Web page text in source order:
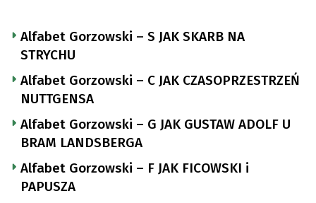
Alfabet Gorzowski – S JAK SKARB NA
STRYCHU
Alfabet Gorzowski – C JAK CZASOPRZESTRZEŃ
NUTTGENSA
Alfabet Gorzowski – G JAK GUSTAW ADOLF U
BRAM LANDSBERGA
Alfabet Gorzowski – F JAK FICOWSKI i
PAPUSZA